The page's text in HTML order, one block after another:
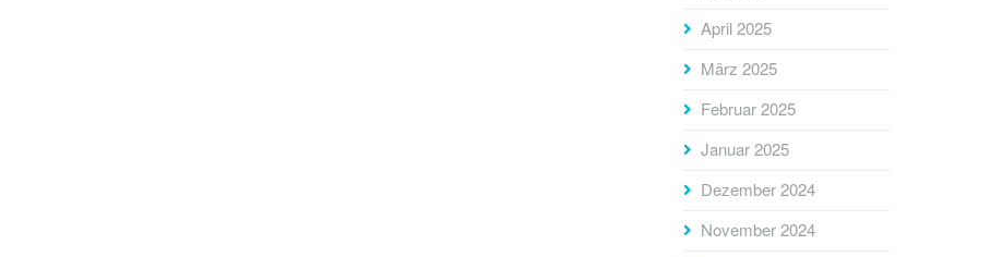
April 2025
März 2025
Februar 2025
Januar 2025
Dezember 2024
November 2024